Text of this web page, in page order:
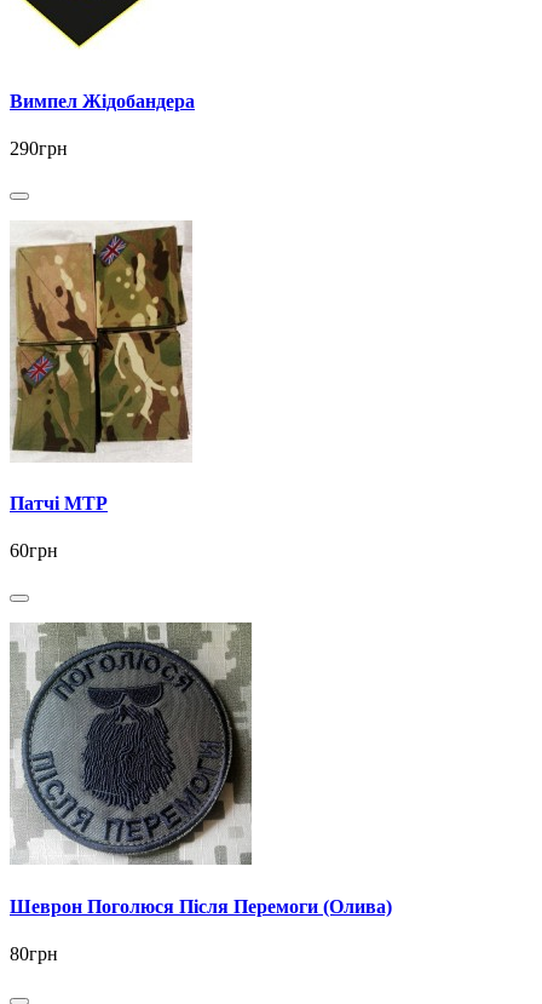
Вимпел Жідобандера
290грн
Патчі MTP
60грн
Шеврон Поголюся Після Перемоги (Олива)
80грн